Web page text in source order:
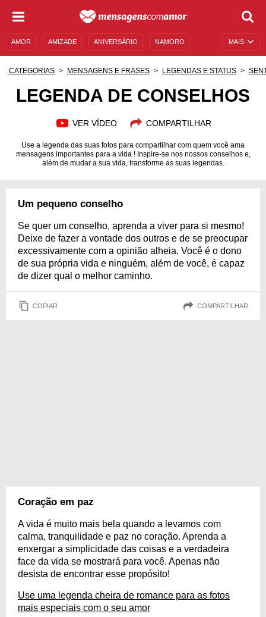
MAIS
AMOR AMIZADE ANIVERSÁRIO NAMORO
CATEGORIAS MENSAGENS E FRASES LEGENDAS E STATUS
LEGENDA DE CONSELHOS
VER VÍDEO COMPARTILHAR
Use a legenda das suas fotos para compartilhar com quem você ama
mensagens importantes para a vida ! Inspire-se nos nossos conselhos e,
além de mudar a sua vida, transforme as suas legendas.
Um pequeno conselho
Se quer um conselho, aprenda a viver para si mesmo!
Deixe de fazer a vontade dos outros e de se preocupar
excessivamente com a opinião alheia. Você é o dono
de sua própria vida e ninguém, além de você, é capaz
de dizer qual o melhor caminho.
COPIAR COMPARTILHAR
Coração em paz
A vida é muito mais bela quando a levamos com
calma, tranquilidade e paz no coração. Aprenda a
enxergar a simplicidade das coisas e a verdadeira
face da vida se mostrará para você. Apenas não
desista de encontrar esse propósito!
Use uma legenda cheira de romance para as fotos
mais especiais com o seu amor